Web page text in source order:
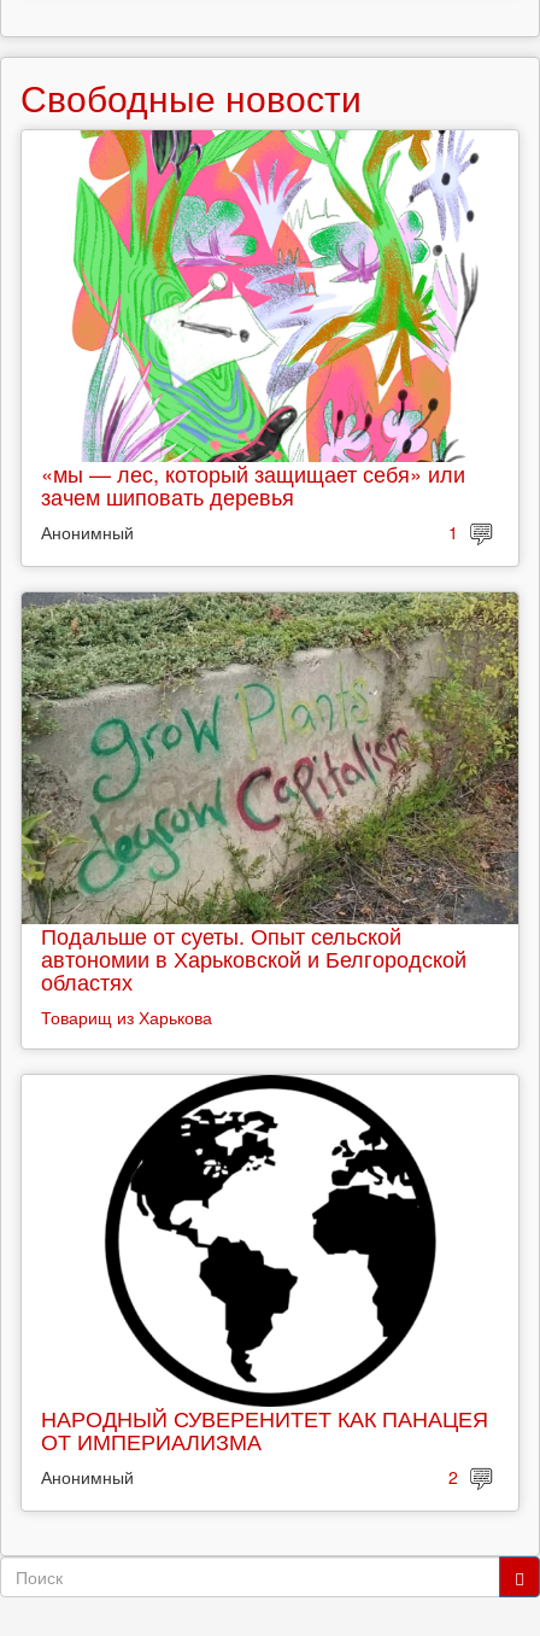
Свободные новости
«мы — лес, который защищает себя» или
зачем шиповать деревья
Анонимный 1
Подальше от суеты. Опыт сельской
автономии в Харьковской и Белгородской
областях
Товарищ из Харькова
НАРОДНЫЙ СУВЕРЕНИТЕТ КАК ПАНАЦЕЯ
ОТ ИМПЕРИАЛИЗМА
Анонимный 2
Форма